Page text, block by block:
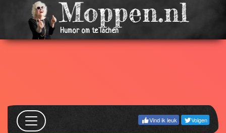
Humor om te lachen
Vind ik leuk Volgen